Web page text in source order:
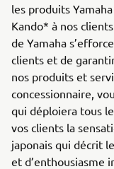
les produits
Kando* à nos
de Yamaha
clients et de
nos produits et
concessionnaire,
qui déploiera tous
vos clients la
japonais qui décrit
et d’enthousiasme